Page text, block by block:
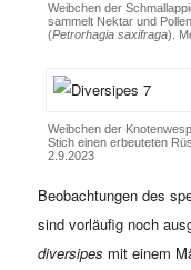
Weibchen der
sammelt Nektar und
(Petrorhagia saxifraga).
Weibchen der
Stich einen erbeuteten
2.9.2023
Beobachtungen des
sind vorläufig noch
diversipes mit einem